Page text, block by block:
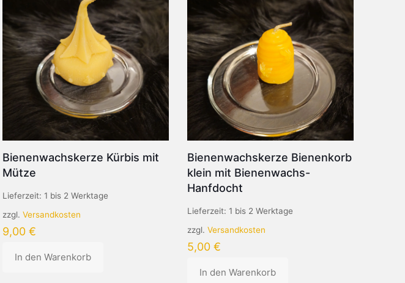
Bienenwachskerze Kürbis mit
Mütze
Lieferzeit: 1 bis 2 Werktage
zzgl. Versandkosten
9,00 €
In den Warenkorb
Bienenwachskerze Bienenkorb
klein mit Bienenwachs-
Hanfdocht
Lieferzeit: 1 bis 2 Werktage
zzgl. Versandkosten
5,00 €
In den Warenkorb